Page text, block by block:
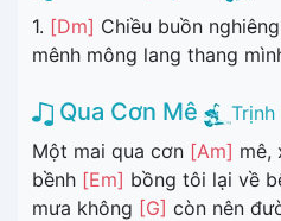
1. [Dm] Chiều buồn
mênh mông lang thang
Qua Cơn Mê
Trịnh
Một mai qua cơn [Am] mê,
bềnh [Em] bồng tôi lại về
mưa không [G] còn nên